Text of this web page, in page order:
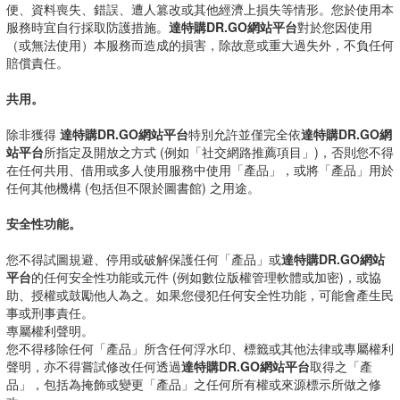
便、資料喪失、錯誤、遭人篡改或其他經濟上損失等情形。您於使用本
服務時宜自行採取防護措施。 達特購DR.GO網站平台對於您因使用
（或無法使用）本服務而造成的損害，除故意或重大過失外，不負任何
賠償責任。
共用。
除非獲得 達特購DR.GO網站平台特別允許並僅完全依達特購DR.GO網
站平台所指定及開放之方式 (例如「社交網路推薦項目」)，否則您不得
在任何共用、借用或多人使用服務中使用「產品」，或將「產品」用於
任何其他機構 (包括但不限於圖書館) 之用途。
安全性功能。
您不得試圖規避、停用或破解保護任何「產品」或達特購DR.GO網站
平台的任何安全性功能或元件 (例如數位版權管理軟體或加密)，或協
助、授權或鼓勵他人為之。如果您侵犯任何安全性功能，可能會產生民
事或刑事責任。
專屬權利聲明。
您不得移除任何「產品」所含任何浮水印、標籤或其他法律或專屬權利
聲明，亦不得嘗試修改任何透過達特購DR.GO網站平台取得之「產
品」，包括為掩飾或變更「產品」之任何所有權或來源標示所做之修